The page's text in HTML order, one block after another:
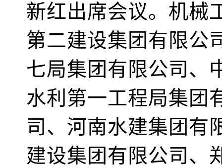
新红出席会议。机械
第二建设集团有限公
七局集团有限公司、
水利第一工程局集团
司、河南水建集团有
建设集团有限公司、